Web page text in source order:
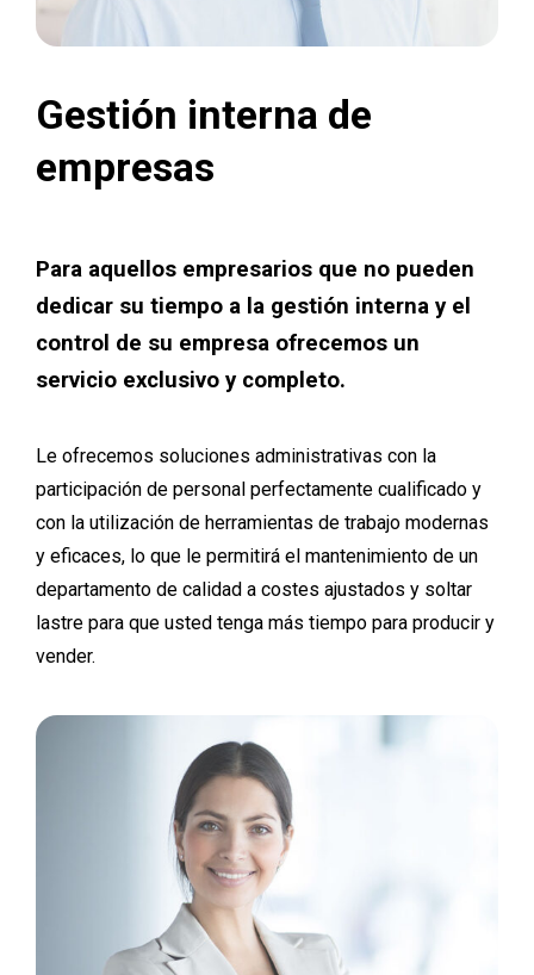
Gestión interna de
empresas
Para aquellos empresarios que no pueden
dedicar su tiempo a la gestión interna y el
control de su empresa ofrecemos un
servicio exclusivo y completo.
Le ofrecemos soluciones administrativas con la
participación de personal perfectamente cualificado y
con la utilización de herramientas de trabajo modernas
y eficaces, lo que le permitirá el mantenimiento de un
departamento de calidad a costes ajustados y soltar
lastre para que usted tenga más tiempo para producir y
vender.